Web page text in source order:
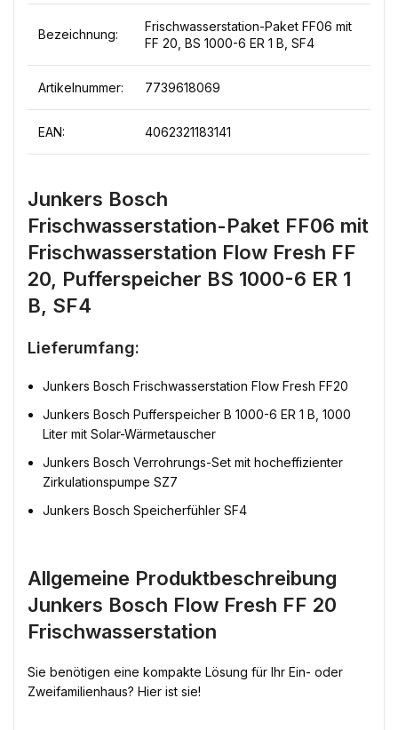
Bezeichnung:
Frischwasserstation-Paket FF06 mit
FF 20, BS 1000-6 ER 1 B, SF4
Artikelnummer: 7739618069
EAN: 4062321183141
Junkers Bosch
Frischwasserstation-Paket FF06 mit
Frischwasserstation Flow Fresh FF
20, Pufferspeicher BS 1000-6 ER 1
B, SF4
Lieferumfang:
Junkers Bosch Frischwasserstation Flow Fresh FF20
Junkers Bosch Pufferspeicher B 1000-6 ER 1 B, 1000
Liter mit Solar-Wärmetauscher
Junkers Bosch Verrohrungs-Set mit hocheffizienter
Zirkulationspumpe SZ7
Junkers Bosch Speicherfühler SF4
Allgemeine Produktbeschreibung
Junkers Bosch Flow Fresh FF 20
Frischwasserstation
Sie benötigen eine kompakte Lösung für Ihr Ein- oder
Zweifamilienhaus? Hier ist sie!